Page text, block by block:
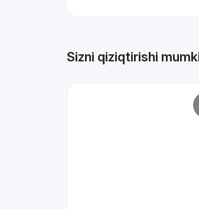
Sizni qiziqtirishi